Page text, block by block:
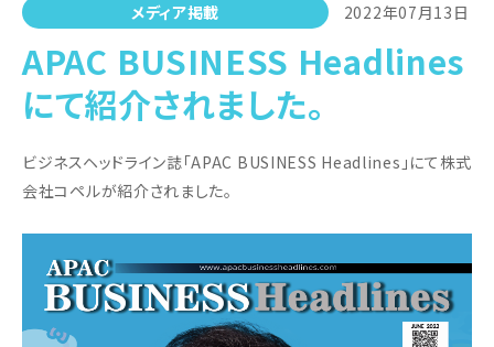
メディア掲載 2022年07月13日
APAC BUSINESS Headlines
にて紹介されました。
ビジネスヘッドライン誌「APAC BUSINESS Headlines」にて株式
会社コペルが紹介されました。